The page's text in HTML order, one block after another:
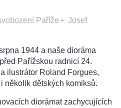
Paříže • Josef
1944 a naše dioráma
Pařížskou radnicí 24.
ilustrátor Roland Forgues,
několik dětských komiksů.
diorámat zachycujících